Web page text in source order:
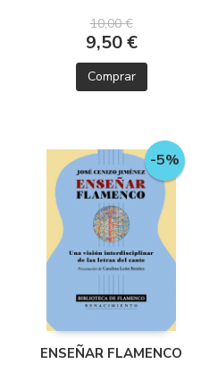
10,00 €
9,50 €
Comprar
-5%
ENSEÑAR FLAMENCO